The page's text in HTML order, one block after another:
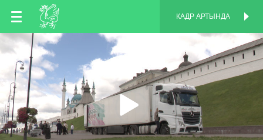
TT
RU
КАДР АРТЫНДА
КАДР АРТЫНДА